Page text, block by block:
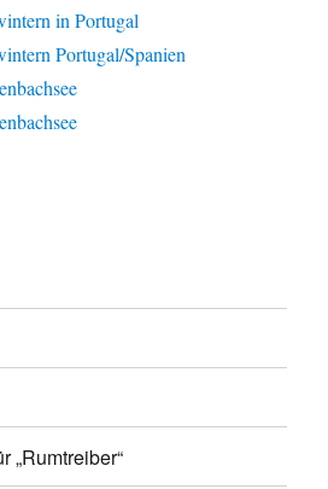
in Portugal
Portugal/Spanien
„Rumtreiber“